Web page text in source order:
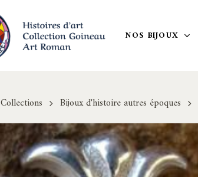
NOS BIJOUX
Collections Bijoux d'histoire autres époques